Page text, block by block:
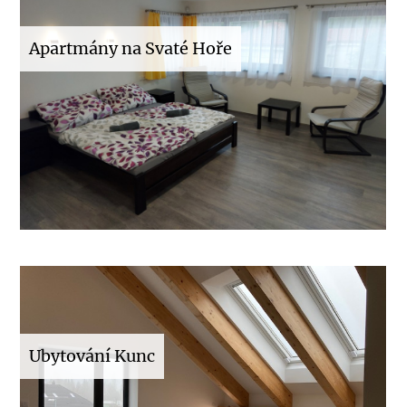
Apartmány na Svaté Hoře
Ubytování Kunc